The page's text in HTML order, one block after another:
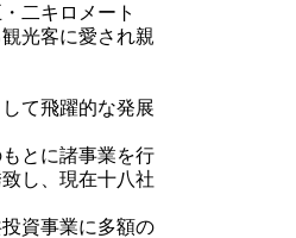
二キロメート
光客に愛され親
て飛躍的な発展
とに諸事業を行
し、現在十八社
資事業に多額の